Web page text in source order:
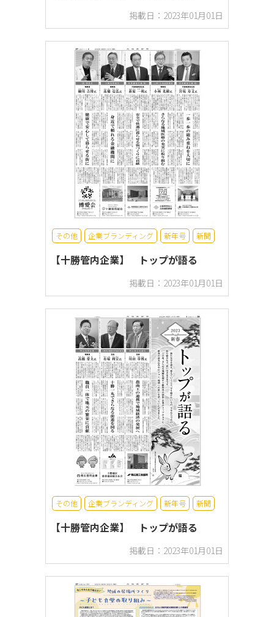
掲載日：2023年01月01日
その他 企業ブランディング 新年号 新聞
【十勝管内企業】 トップが語る
掲載日：2023年01月01日
その他 企業ブランディング 新年号 新聞
【十勝管内企業】 トップが語る
掲載日：2023年01月01日